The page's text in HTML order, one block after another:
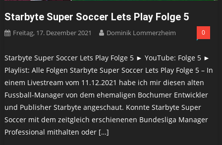
Starbyte Super Soccer Lets Play Folge 5
Freitag, 17. Dezember 2021 Dominik Lommerzheim 0
Starbyte Super Soccer Lets Play Folge 5 ► YouTube: Folge 5 ►
Playlist: Alle Folgen Starbyte Super Soccer Lets Play Folge 5 – In
einem Livestream vom 11.12.2021 habe ich mir diesen alten
Fussball-Manager von dem ehemaligen Bochumer Entwickler
und Publisher Starbyte angeschaut. Konnte Starbyte Super
Soccer mit dem zeitgleich erschienenen Bundesliga Manager
Professional mithalten oder […]